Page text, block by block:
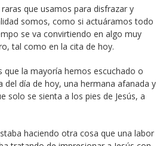
que usamos para disfrazar y
somos, como si actuáramos todo
se va convirtiendo en algo muy
tal como en la cita de hoy.
que la mayoría hemos escuchado o
del día de hoy, una hermana afanada y
solo se sienta a los pies de Jesús, a
haciendo otra cosa que una labor